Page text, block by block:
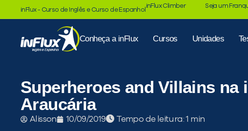
inFlux - Curso de Inglês e Curso de Espanhol
inFlux Climber Seja um
Conheça a inFlux Cursos Unidades
Superheroes and Villains na
Araucária
Alisson 10/09/2019 Tempo de leitura: